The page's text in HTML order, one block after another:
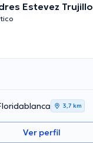
Estevez Trujillo
3,7 km
Ver perfil